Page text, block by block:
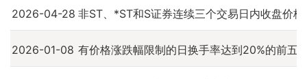
2026-04-28 非ST、*ST和S证券连续三个交易日内收盘价
2026-01-08 有价格涨跌幅限制的日换手率达到20%的前五